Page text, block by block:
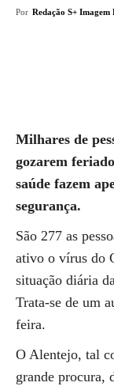
Por Redação S+ Imagem
Milhares de
gozarem
saúde fazem
segurança.
São 277 as
ativo o vírus do
situação diária
Trata-se de um
feira.
O Alentejo, tal
grande procura,